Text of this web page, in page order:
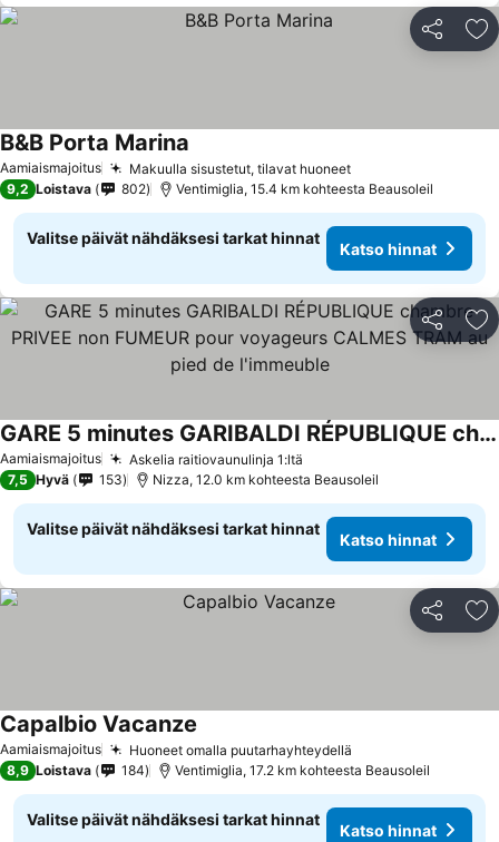
Jaa
Aamiaismajoitus Makuulla sisustetut, tilavat huoneet
B&B Porta Marina
9,2 Loistava 802 Ventimiglia, 15.4 km kohteesta Beausoleil
Valitse päivät nähdäksesi tarkat hinnat
Katso hinnat
Jaa
Aamiaismajoitus Askelia raitiovaunulinja 1:ltä
GARE 5 minutes GARIBALDI RÉPUBLIQUE chambre PRIVEE non FUMEUR pour voyageurs CALMES TRAM au pied de l'immeuble
7,5 Hyvä 153 Nizza, 12.0 km kohteesta Beausoleil
Valitse päivät nähdäksesi tarkat hinnat
Katso hinnat
Jaa
Aamiaismajoitus Huoneet omalla puutarhayhteydellä
Capalbio Vacanze
8,9 Loistava 184 Ventimiglia, 17.2 km kohteesta Beausoleil
Valitse päivät nähdäksesi tarkat hinnat
Katso hinnat